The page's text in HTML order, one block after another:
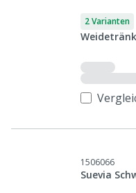
2 Varianten
1506066
Suevia